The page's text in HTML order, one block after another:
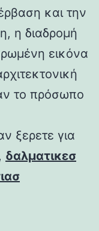
και την
η διαδρομή
εικόνα
το πρόσωπο
ξερετε για
, δαλματικεσ